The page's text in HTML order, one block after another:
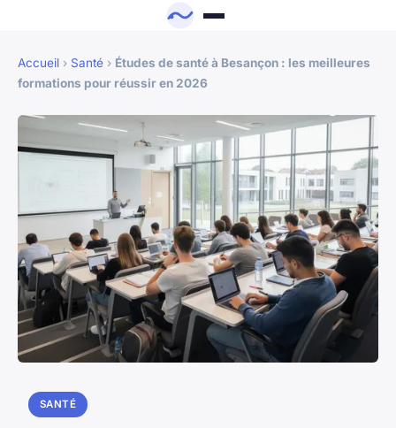
Accueil › Santé › Études de santé à Besançon : les meilleures
formations pour réussir en 2026
SANTÉ